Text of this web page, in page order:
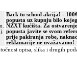
Back to school akcija! -
popusta uz kupnju bilo kojeg
NZXT kućišta. Za ostvarenje
popusta javite se svom
prije pakiranja robe,
reklamacije ne uvažavamo!
opisa, slika i drugih